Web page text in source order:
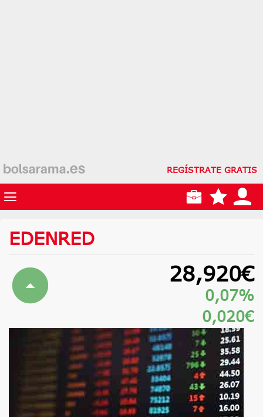
REGÍSTRATE GRATIS
EDENRED
28,920€
0,07%
0,020€